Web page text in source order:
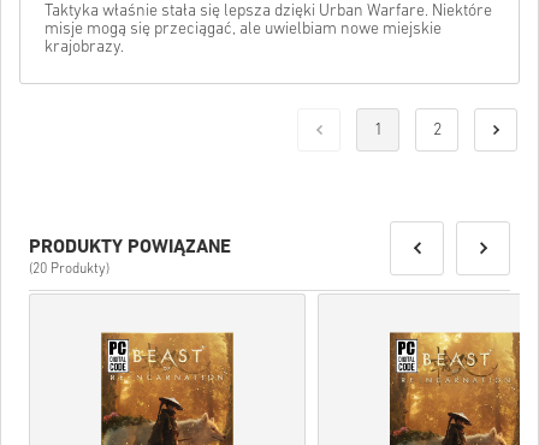
Taktyka właśnie stała się lepsza dzięki Urban Warfare. Niektóre
misje mogą się przeciągać, ale uwielbiam nowe miejskie
krajobrazy.
1 2
PRODUKTY POWIĄZANE
(20 Produkty)